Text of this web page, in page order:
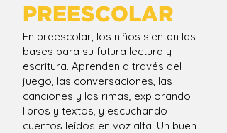
PREESCOLAR
En preescolar, los niños sientan las
bases para su futura lectura y
escritura. Aprenden a través del
juego, las conversaciones, las
canciones y las rimas, explorando
libros y textos, y escuchando
cuentos leídos en voz alta. Un buen